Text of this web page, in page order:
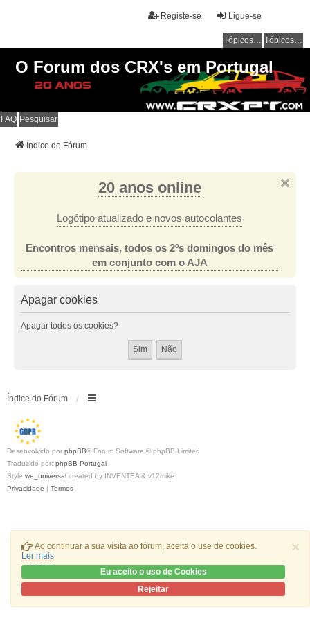
×
Ao continuar a sua visita ao fórum, aceita o use de cookies.
Ler mais
Eu aceito o uso de Cookies
Rejeitar
Ligue-se
Registe-se
Tópicos sem resposta Tópicos ativos
O Forum dos CRX's em Portugal
FAQ Pesquisar
Índice do Fórum
20 anos online
Logótipo atualizado e novos autocolantes
Encontros mensais, todos os 2ºs domingos do mês
em conjunto com o AJA
Apagar cookies
Apagar todos os cookies?
Índice do Fórum
Desenvolvido por phpBB® Forum Software © phpBB Limited
Traduzido por: phpBB Portugal
Style we_universal created by INVENTEA & v12mike
Privacidade | Termos